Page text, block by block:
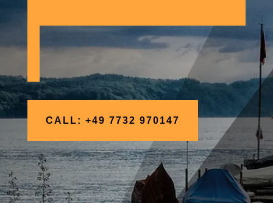
CALL: +49 7732 970147
N
Organisierter Wohnmobil Roadtrip um
den Bodensee
N
Übernachtung auf erlesenen Camping-